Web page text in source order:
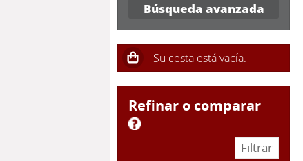
Búsqueda avanzada
refinar o comparar